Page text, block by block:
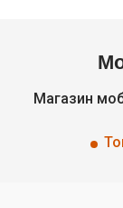
Магазин